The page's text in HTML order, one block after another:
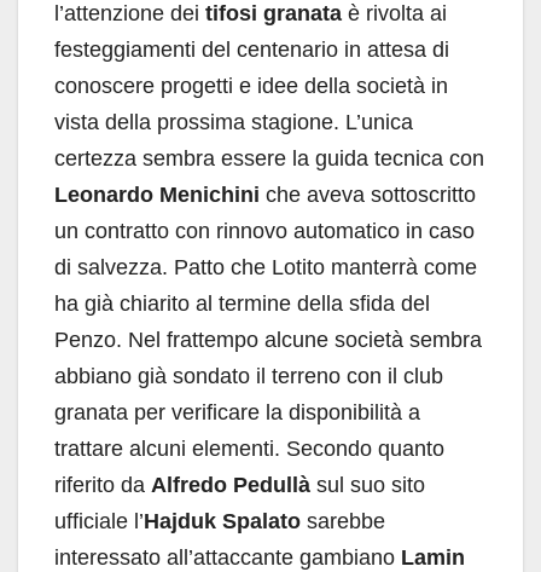
l’attenzione dei tifosi granata è rivolta ai
festeggiamenti del centenario in attesa di
conoscere progetti e idee della società in
vista della prossima stagione. L’unica
certezza sembra essere la guida tecnica con
Leonardo Menichini che aveva sottoscritto
un contratto con rinnovo automatico in caso
di salvezza. Patto che Lotito manterrà come
ha già chiarito al termine della sfida del
Penzo. Nel frattempo alcune società sembra
abbiano già sondato il terreno con il club
granata per verificare la disponibilità a
trattare alcuni elementi. Secondo quanto
riferito da Alfredo Pedullà sul suo sito
ufficiale l’Hajduk Spalato sarebbe
interessato all’attaccante gambiano Lamin